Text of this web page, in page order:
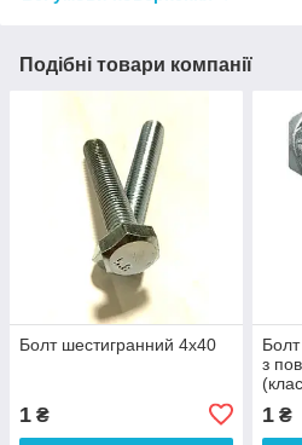
Подібні товари компанії
Болт шестигранний 4х40
1 ₴
з
1₴